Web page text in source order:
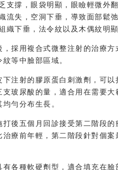
支撐，眼袋明顯，眼瞼輕微外翻
流失，空洞下垂，導致面部鬆
織下垂，法令紋以及木偶紋明顯
，採用複合式微整注射的治療
等中臉部區域。
下注射的膠原蛋白刺激劑，可
支玻尿酸的量，適合用在需要
勻分布生長。
打後五個月回診接受第二階段
治療前年輕，第二階段針對個
有各種軟硬劑型，適合填充在